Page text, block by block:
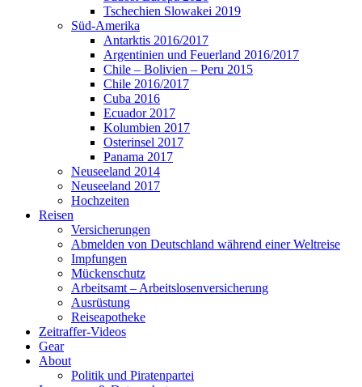
Tschechien Slowakei 2019
Süd-Amerika
Antarktis 2016/2017
Argentinien und Feuerland 2016/2017
Chile – Bolivien – Peru 2015
Chile 2016/2017
Cuba 2016
Ecuador 2017
Kolumbien 2017
Osterinsel 2017
Panama 2017
Neuseeland 2014
Neuseeland 2017
Hochzeiten
Reisen
Versicherungen
Abmelden von Deutschland während einer Weltreise
Impfungen
Mückenschutz
Arbeitsamt – Arbeitslosenversicherung
Ausrüstung
Reiseapotheke
Zeitraffer-Videos
Gear
About
Politik und Piratenpartei